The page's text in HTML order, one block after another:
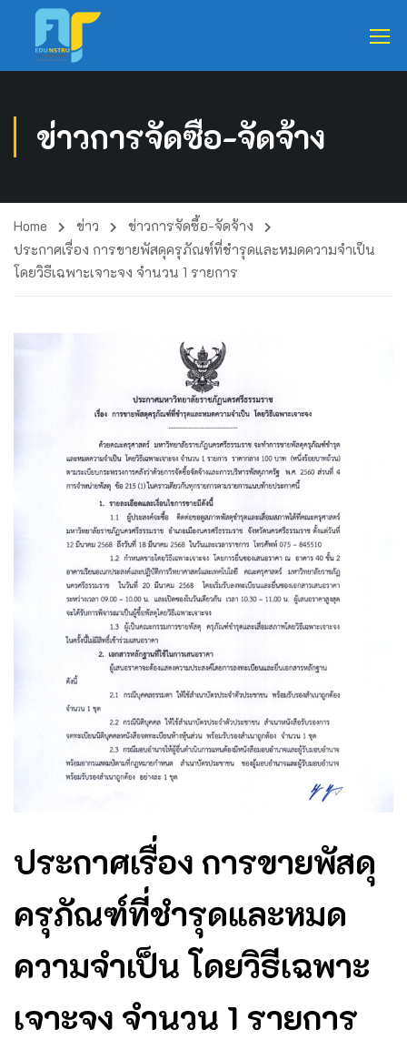
ข่าวการจัดซื้อ-จัดจ้าง
Home ข่าว
ข่าวการจัดซื้อ-จัดจ้าง
ประกาศเรื่อง การขายพัสดุครุภัณฑ์ที่ชำรุดและหมดความจำเป็น
โดยวิธีเฉพาะเจาะจง จำนวน 1 รายการ
ประกาศเรื่อง การขายพัสดุ
ครุภัณฑ์ที่ชำรุดและหมด
ความจำเป็น โดยวิธีเฉพาะ
เจาะจง จำนวน 1 รายการ